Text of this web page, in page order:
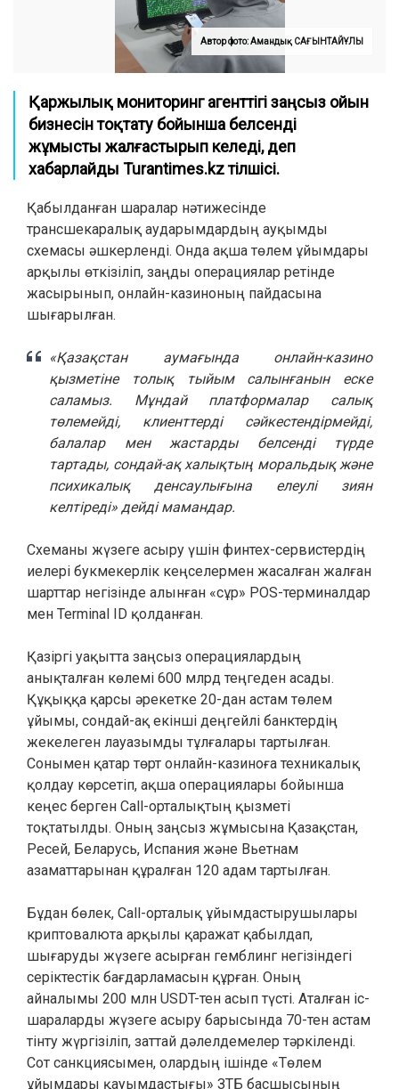
Автор фото: Амандық САҒЫНТАЙҰЛЫ
Қаржылық мониторинг агенттігі заңсыз ойын
бизнесін тоқтату бойынша белсенді
жұмысты жалғастырып келеді, деп
хабарлайды Turantimes.kz тілшісі.
Қабылданған шаралар нәтижесінде
трансшекаралық аударымдардың ауқымды
схемасы әшкерленді. Онда ақша төлем ұйымдары
арқылы өткізіліп, заңды операциялар ретінде
жасырынып, онлайн-казиноның пайдасына
шығарылған.
«Қазақстан аумағында онлайн-казино
қызметіне толық тыйым салынғанын еске
саламыз. Мұндай платформалар салық
төлемейді, клиенттерді сәйкестендірмейді,
балалар мен жастарды белсенді түрде
тартады, сондай-ақ халықтың моральдық және
психикалық денсаулығына елеулі зиян
келтіреді» дейді мамандар.
Схеманы жүзеге асыру үшін финтех-сервистердің
иелері букмекерлік кеңселермен жасалған жалған
шарттар негізінде алынған «сұр» POS-терминалдар
мен Terminal ID қолданған.
Қазіргі уақытта заңсыз операциялардың
анықталған көлемі 600 млрд теңгеден асады.
Құқыққа қарсы әрекетке 20-дан астам төлем
ұйымы, сондай-ақ екінші деңгейлі банктердің
жекелеген лауазымды тұлғалары тартылған.
Сонымен қатар төрт онлайн-казиноға техникалық
қолдау көрсетіп, ақша операциялары бойынша
кеңес берген Call-орталықтың қызметі
тоқтатылды. Оның заңсыз жұмысына Қазақстан,
Ресей, Беларусь, Испания және Вьетнам
азаматтарынан құралған 120 адам тартылған.
Бұдан бөлек, Call-орталық ұйымдастырушылары
криптовалюта арқылы қаражат қабылдап,
шығаруды жүзеге асырған гемблинг негізіндегі
серіктестік бағдарламасын құрған. Оның
айналымы 200 млн USDT-тен асып түсті. Аталған іс-
шараларды жүзеге асыру барысында 70-тен астам
тінту жүргізіліп, заттай дәлелдемелер тәркіленді.
Сот санкциясымен, олардың ішінде «Төлем
ұйымдары қауымдастығы» ЗТБ басшысының